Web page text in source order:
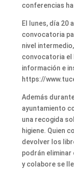
conferencias
El lunes, día 20
convocatoria
nivel
convocatoria el
información e
https://
Además
ayuntamiento
una recogida
higiene. Quien
devolver los
podrán eliminar
y colabore se